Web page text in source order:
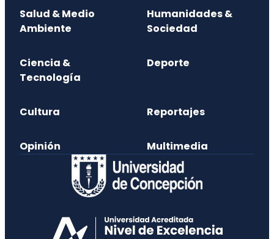
Salud & Medio
Ambiente
Humanidades &
Sociedad
Ciencia &
Tecnología
Deporte
Cultura Reportajes
Opinión Multimedia